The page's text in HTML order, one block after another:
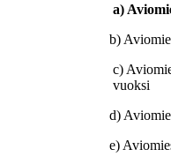
a)
b) Aviomies
c)
vuoksi
d) Aviomiestä ei
e) Aviomies on